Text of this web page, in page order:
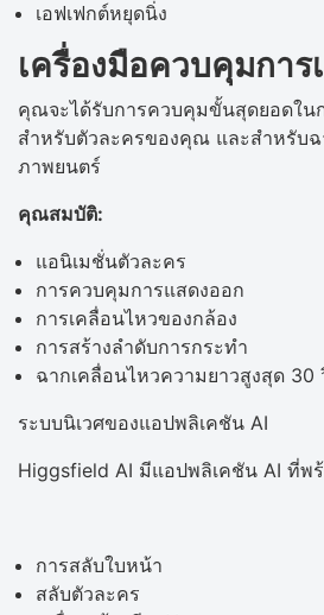
เอฟเฟกต์หยุดนิ่ง
เครื่องมือควบคุมการ
คุณจะได้รับการควบคุมขั้นสุดยอดใน
สำหรับตัวละครของคุณ และสำหรับ
ภาพยนตร์
คุณสมบัติ:
แอนิเมชั่นตัวละคร
การควบคุมการแสดงออก
การเคลื่อนไหวของกล้อง
การสร้างลำดับการกระทำ
ฉากเคลื่อนไหวความยาวสูงสุด 30
ระบบนิเวศของแอปพลิเคชัน AI
Higgsfield AI มีแอปพลิเคชัน AI ที่พ
การสลับใบหน้า
สลับตัวละคร